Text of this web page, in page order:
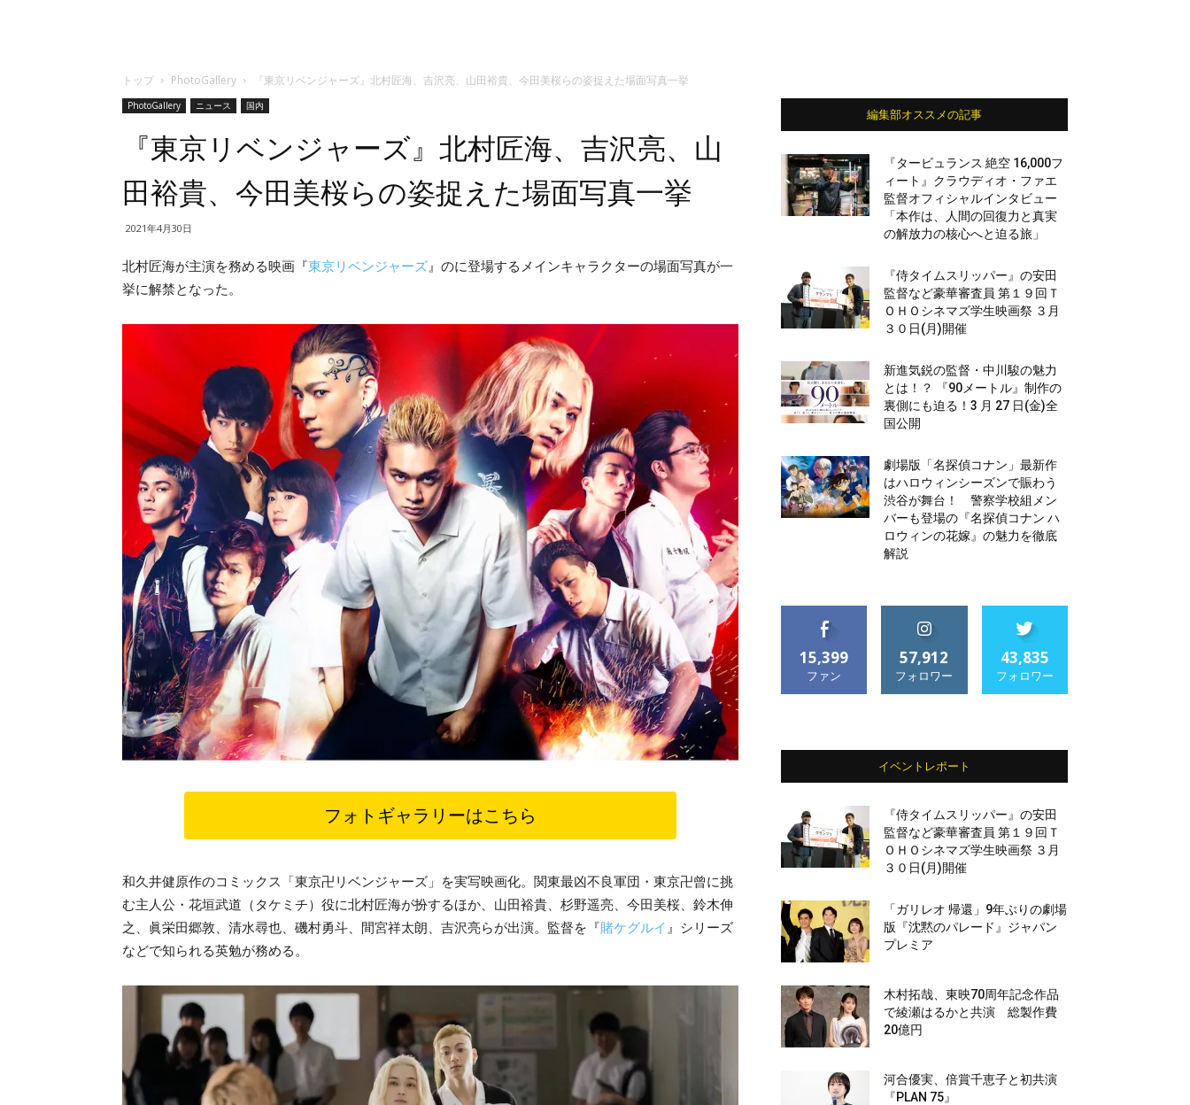
トップ PhotoGallery 『東京リベンジャーズ』北村匠海、吉沢亮、山田裕貴、今田美桜らの姿捉えた場面写真一挙
PhotoGallery ニュース 国内
『東京リベンジャーズ』北村匠海、吉沢亮、山
田裕貴、今田美桜らの姿捉えた場面写真一挙
2021年4月30日
北村匠海が主演を務める映画『東京リベンジャーズ 』のに登場するメインキャラクターの場面写真が一
挙に解禁となった。
フォトギャラリーはこちら
和久井健原作のコミックス「東京卍リベンジャーズ」を実写映画化。関東最凶不良軍団・東京卍曾に挑
む主人公・花垣武道（タケミチ）役に北村匠海が扮するほか、山田裕貴、杉野遥亮、今田美桜、鈴木伸
之、眞栄田郷敦、清水尋也、磯村勇斗、間宮祥太朗、吉沢亮らが出演。監督を『賭ケグルイ 』シリーズ
などで知られる英勉が務める。
編集部オススメの記事
『タービュランス 絶空 16,000フ
ィート』クラウディオ・ファエ
監督オフィシャルインタビュー
「本作は、人間の回復力と真実
の解放力の核心へと迫る旅」
『侍タイムスリッパー』の安田
監督など豪華審査員 第１９回Ｔ
ＯＨＯシネマズ学生映画祭 ３月
３０日(月)開催
新進気鋭の監督・中川駿の魅力
とは！？ 『90メートル』制作の
裏側にも迫る！3 月 27 日(金)全
国公開
劇場版「名探偵コナン」最新作
はハロウィンシーズンで賑わう
渋谷が舞台！ 警察学校組メン
バーも登場の『名探偵コナン ハ
ロウィンの花嫁』の魅力を徹底
解説
15,399
ファン
57,912
フォロワー
43,835
フォロワー
イベントレポート
『侍タイムスリッパー』の安田
監督など豪華審査員 第１９回Ｔ
ＯＨＯシネマズ学生映画祭 ３月
３０日(月)開催
「ガリレオ 帰還」9年ぶりの劇場
版『沈黙のパレード』ジャパン
プレミア
木村拓哉、東映70周年記念作品
で綾瀬はるかと共演 総製作費
20億円
河合優実、倍賞千恵子と初共演
『PLAN 75』